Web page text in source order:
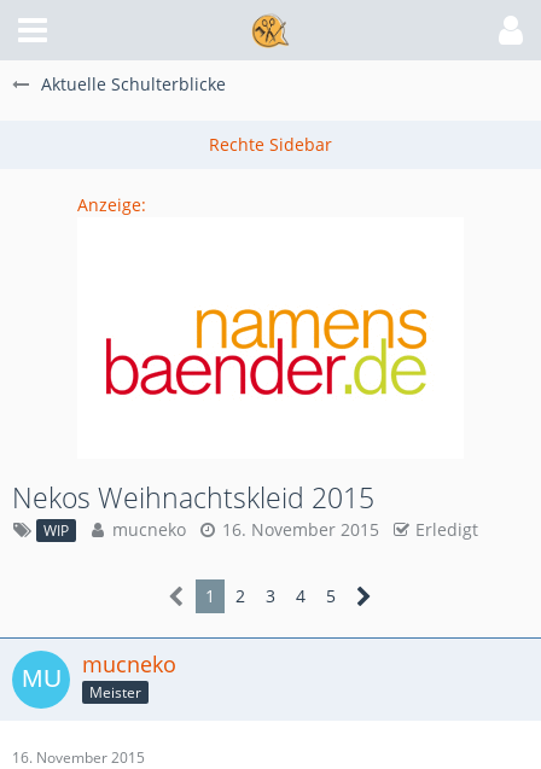
Aktuelle Schulterblicke
Anzeige:
Nekos Weihnachtskleid 2015
WIP mucneko 16. November 2015 Erledigt
1 2 3 4 5
mucneko
Meister
16. November 2015